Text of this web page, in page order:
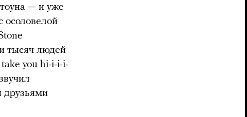
— и уже
осоловелой
тысяч людей
you hi-i-i-i-
друзьями